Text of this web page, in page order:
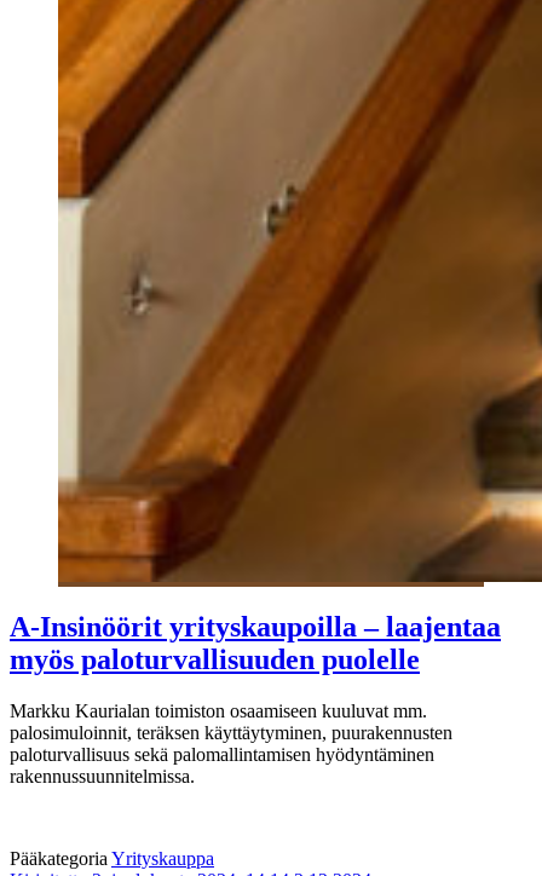
A-Insinöörit yrityskaupoilla – laajentaa
myös paloturvallisuuden puolelle
Markku Kaurialan toimiston osaamiseen kuuluvat mm.
palosimuloinnit, teräksen käyttäytyminen, puurakennusten
paloturvallisuus sekä palomallintamisen hyödyntäminen
rakennussuunnitelmissa.
Pääkategoria Yrityskauppa